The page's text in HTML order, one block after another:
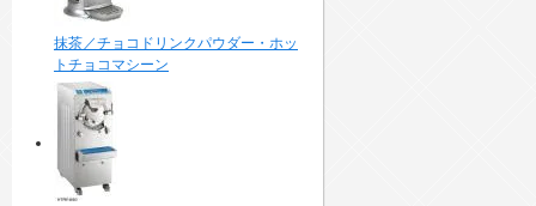
抹茶／チョコドリンクパウダー・ホッ
トチョコマシーン